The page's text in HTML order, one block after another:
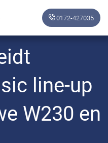
0172-427035
line-up
W230 en